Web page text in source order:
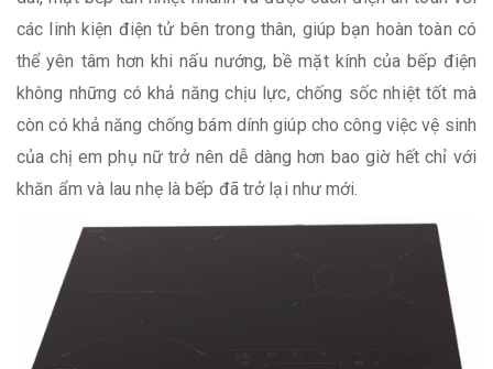
các linh kiện điện tử bên trong thân, giúp bạn hoàn toàn có
thể yên tâm hơn khi nấu nướng, bề mặt kính của bếp điện
không những có khả năng chịu lực, chống sốc nhiệt tốt mà
còn có khả năng chống bám dính giúp cho công việc vệ sinh
của chị em phụ nữ trở nên dễ dàng hơn bao giờ hết chỉ với
khăn ẩm và lau nhẹ là bếp đã trở lại như mới.